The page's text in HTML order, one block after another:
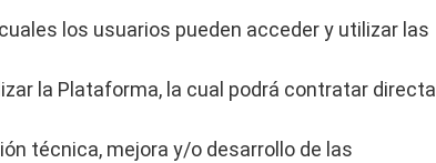
los usuarios pueden acceder y utilizar las
la Plataforma, la cual podrá contratar directa
técnica, mejora y/o desarrollo de las